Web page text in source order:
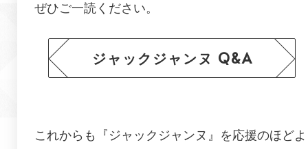
ぜひご一読ください。
ジャックジャンヌ Q&A
これからも『 ジャックジャンヌ 』を応援のほどよ